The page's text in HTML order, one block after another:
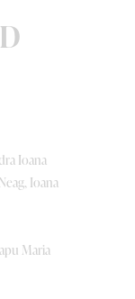
Ioana
Ioana
Maria